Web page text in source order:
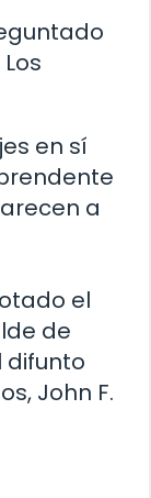
en sí
a
el
de
difunto
John F.